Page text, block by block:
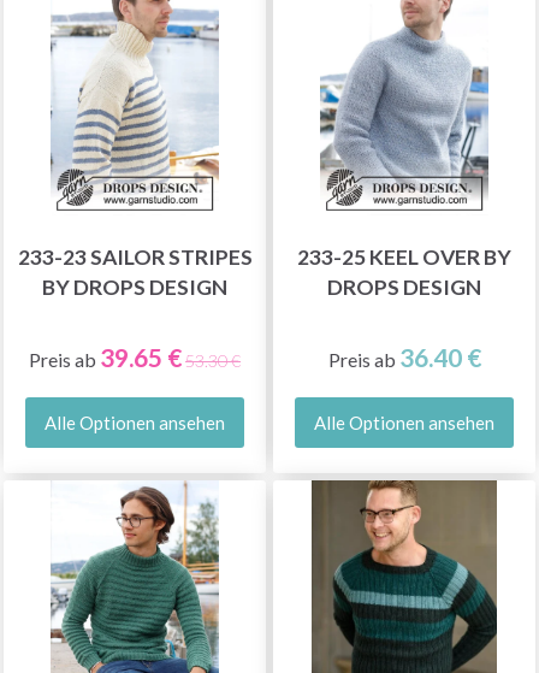
233-23 SAILOR STRIPES
BY DROPS DESIGN
Preis ab 39.65 €53.30 €
Alle Optionen ansehen
233-25 KEEL OVER BY
DROPS DESIGN
Preis ab 36.40 €
Alle Optionen ansehen